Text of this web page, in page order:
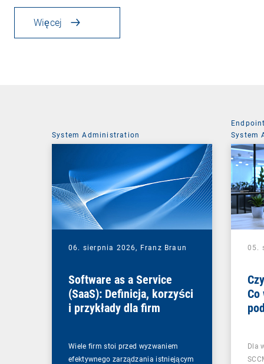
Więcej
System Administration
06. sierpnia 2026, Franz Braun
Software as a Service
(SaaS): Definicja, korzyści
i przykłady dla firm
Wiele firm stoi przed wyzwaniem
efektywnego zarządzania istniejącym
System
05.
Co
Dla